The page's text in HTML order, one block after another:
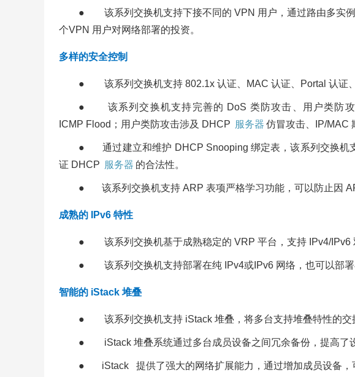
● 该系列交换机支持下接不同的 VPN 用户，通过路由多实例
个VPN 用户对网络部署的投资。
多样的安全控制
● 该系列交换机支持 802.1x 认证、MAC 认证、Portal 认证、
● 该系列交换机支持完善的 DoS 类防攻击、用户类防攻
ICMP Flood；用户类防攻击涉及 DHCP 服务器 仿冒攻击、IP/MAC
● 通过建立和维护 DHCP Snooping 绑定表，该系列交换机
证 DHCP 服务器 的合法性。
● 该系列交换机支持 ARP 表项严格学习功能，可以防止因
成熟的 IPv6 特性
● 该系列交换机基于成熟稳定的 VRP 平台，支持 IPv4/IPv6
● 该系列交换机支持部署在纯 IPv4或IPv6 网络，也可以部署
智能的 iStack 堆叠
● 该系列交换机支持 iStack 堆叠，将多台支持堆叠特性的交
● iStack 堆叠系统通过多台成员设备之间冗余备份，提高了
● iStack 提供了强大的网络扩展能力，通过增加成员设备，